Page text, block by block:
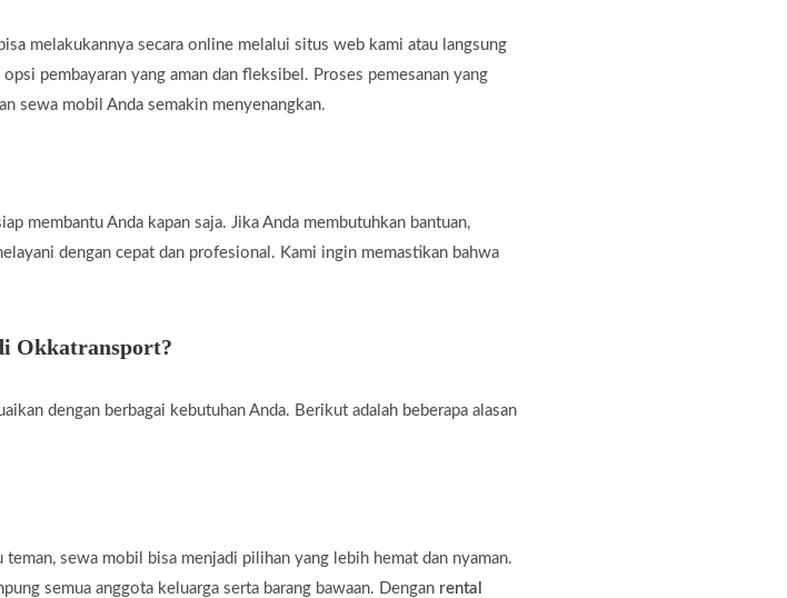
melakukannya secara online melalui situs web kami atau langsung
pembayaran yang aman dan fleksibel. Proses pemesanan yang
sewa mobil Anda semakin menyenangkan.
membantu Anda kapan saja. Jika Anda membutuhkan bantuan,
dengan cepat dan profesional. Kami ingin memastikan bahwa
Okkatransport?
dengan berbagai kebutuhan Anda. Berikut adalah beberapa alasan
teman, sewa mobil bisa menjadi pilihan yang lebih hemat dan nyaman.
semua anggota keluarga serta barang bawaan. Dengan rental